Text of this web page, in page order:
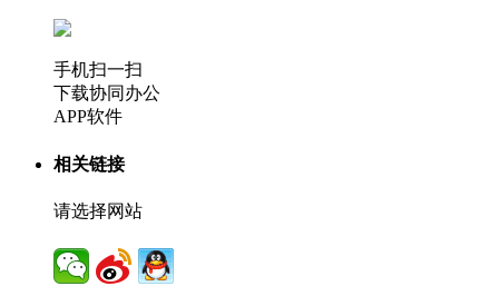
手机扫一扫
下载协同办公
APP软件
相关链接
请选择网站